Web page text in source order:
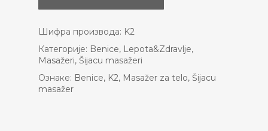
Шифра производа: K2
Категорије: Benice, Lepota&Zdravlje,
Masažeri, Šijacu masažeri
Ознаке: Benice, K2, Masažer za telo, Šijacu
masažer